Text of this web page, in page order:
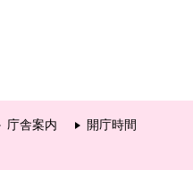
庁舎案内 開庁時間